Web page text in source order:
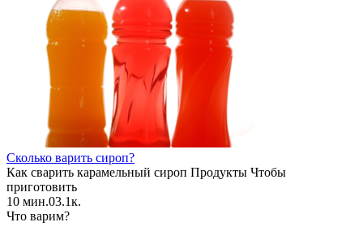
Сколько варить сироп?
Как сварить карамельный сироп Продукты Чтобы
приготовить
10 мин.03.1к.
Что варим?